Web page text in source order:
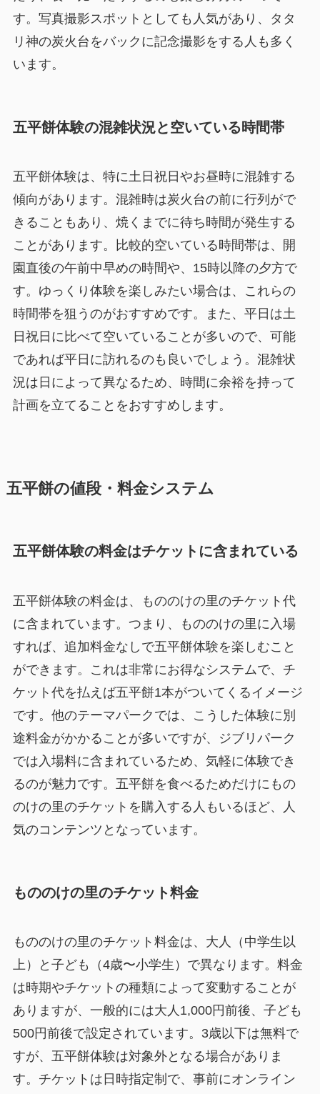
す。写真撮影スポットとしても人気があり、タタ
リ神の炭火台をバックに記念撮影をする人も多く
います。
五平餅体験の混雑状況と空いている時間帯
五平餅体験は、特に土日祝日やお昼時に混雑する
傾向があります。混雑時は炭火台の前に行列がで
きることもあり、焼くまでに待ち時間が発生する
ことがあります。比較的空いている時間帯は、開
園直後の午前中早めの時間や、15時以降の夕方で
す。ゆっくり体験を楽しみたい場合は、これらの
時間帯を狙うのがおすすめです。また、平日は土
日祝日に比べて空いていることが多いので、可能
であれば平日に訪れるのも良いでしょう。混雑状
況は日によって異なるため、時間に余裕を持って
計画を立てることをおすすめします。
五平餅の値段・料金システム
五平餅体験の料金はチケットに含まれている
五平餅体験の料金は、もののけの里のチケット代
に含まれています。つまり、もののけの里に入場
すれば、追加料金なしで五平餅体験を楽しむこと
ができます。これは非常にお得なシステムで、チ
ケット代を払えば五平餅1本がついてくるイメージ
です。他のテーマパークでは、こうした体験に別
途料金がかかることが多いですが、ジブリパーク
では入場料に含まれているため、気軽に体験でき
るのが魅力です。五平餅を食べるためだけにもの
のけの里のチケットを購入する人もいるほど、人
気のコンテンツとなっています。
もののけの里のチケット料金
もののけの里のチケット料金は、大人（中学生以
上）と子ども（4歳〜小学生）で異なります。料金
は時期やチケットの種類によって変動することが
ありますが、一般的には大人1,000円前後、子ども
500円前後で設定されています。3歳以下は無料で
すが、五平餅体験は対象外となる場合がありま
す。チケットは日時指定制で、事前にオンライン